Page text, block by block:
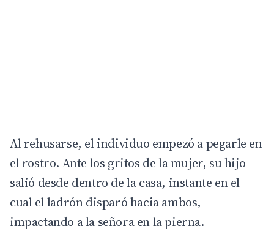
Al rehusarse, el individuo empezó a pegarle en
el rostro. Ante los gritos de la mujer, su hijo
salió desde dentro de la casa, instante en el
cual el ladrón disparó hacia ambos,
impactando a la señora en la pierna.